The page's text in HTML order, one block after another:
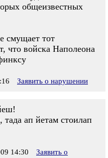
общеизвестных
смущает тот
что войска Наполеона
Заявить о нарушении
тада ап йетам стоилап
14:30
Заявить о